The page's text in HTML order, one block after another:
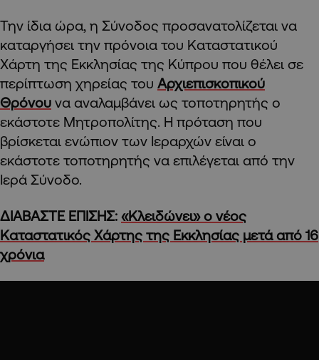
Την ίδια ώρα, η Σύνοδος προσανατολίζεται να
καταργήσει την πρόνοια του Καταστατικού
Χάρτη της Εκκλησίας της Κύπρου που θέλει σε
περίπτωση χηρείας του Αρχιεπισκοπικού
Θρόνου να αναλαμβάνει ως τοποτηρητής ο
εκάστοτε Μητροπολίτης. Η πρόταση που
βρίσκεται ενώπιον των Ιεραρχών είναι ο
εκάστοτε τοποτηρητής να επιλέγεται από την
Ιερά Σύνοδο.
ΔΙΑΒΑΣΤΕ ΕΠΙΣΗΣ: «Κλειδώνει» ο νέος
Καταστατικός Χάρτης της Εκκλησίας μετά από 16
χρόνια